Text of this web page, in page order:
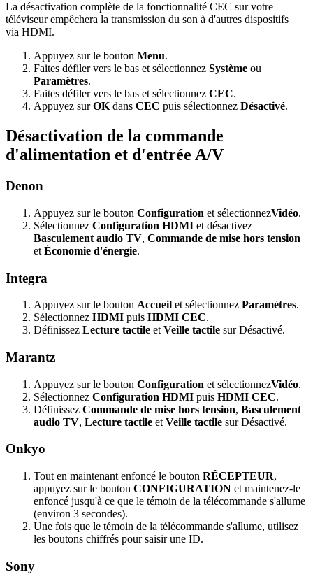
La désactivation complète de la fonctionnalité CEC sur votre
téléviseur empêchera la transmission du son à d'autres dispositifs
via HDMI.
Appuyez sur le bouton Menu.
Faites défiler vers le bas et sélectionnez Système ou
Paramètres.
Faites défiler vers le bas et sélectionnez CEC.
Appuyez surOK dans CEC puis sélectionnez Désactivé.
Désactivation de la commande
d'alimentation et d'entrée A/V
Denon
Appuyez sur le bouton Configuration et sélectionnezVidéo.
Sélectionnez Configuration HDMI et désactivez
Basculement audio TV, Commande de mise hors tension
et Économie d'énergie.
Integra
Appuyez sur le bouton Accueil et sélectionnez Paramètres.
Sélectionnez HDMI puis HDMI CEC.
Définissez Lecture tactile et Veille tactile sur Désactivé.
Marantz
Appuyez sur le bouton Configuration et sélectionnezVidéo.
Sélectionnez Configuration HDMI puis HDMI CEC.
Définissez Commande de mise hors tension, Basculement
audio TV, Lecture tactile et Veille tactile sur Désactivé.
Onkyo
Tout en maintenant enfoncé le bouton RÉCEPTEUR,
appuyez sur le bouton CONFIGURATION et maintenez-le
enfoncé jusqu'à ce que le témoin de la télécommande s'allume
(environ 3 secondes).
Une fois que le témoin de la télécommande s'allume, utilisez
les boutons chiffrés pour saisir une ID.
Sony